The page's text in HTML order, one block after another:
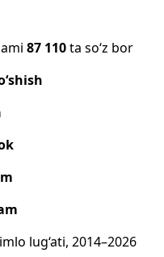
87 110ta so‘z bor
lug‘ati, 2014–2026